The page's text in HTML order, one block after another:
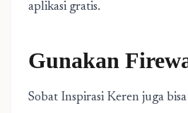
aplikasi gratis.
Gunakan
Sobat Inspirasi Keren juga